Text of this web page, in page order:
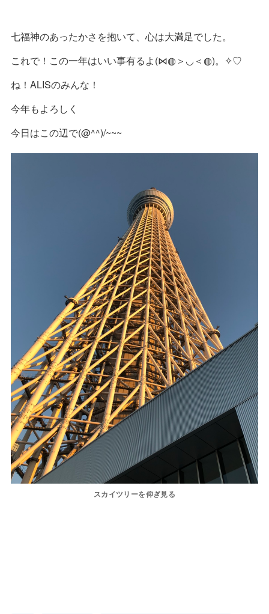
七福神のあったかさを抱いて、心は大満足でした。
これで！この一年はいい事有るよ(⋈◍＞◡＜◍)。✧♡
ね！ALISのみんな！
今年もよろしく
今日はこの辺で(@^^)/~~~
スカイツリーを仰ぎ見る